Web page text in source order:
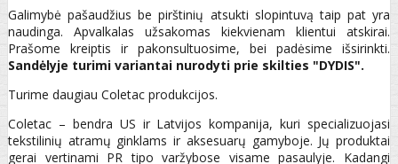
Galimybė pašaudžius be pirštinių atsukti slopintuvą taip pat yra
naudinga. Apvalkalas užsakomas kiekvienam klientui atskirai.
Prašome kreiptis ir pakonsultuosime, bei padėsime išsirinkti.
Sandėlyje turimi variantai nurodyti prie skilties "DYDIS".
Turime daugiau Coletac produkcijos.
Coletac – bendra US ir Latvijos kompanija, kuri specializuojasi
tekstilinių atramų ginklams ir aksesuarų gamyboje. Jų produktai
gerai vertinami PR tipo varžybose visame pasaulyje. Kadangi